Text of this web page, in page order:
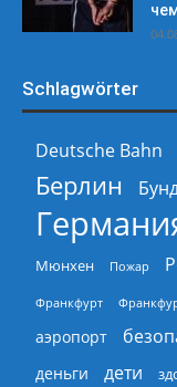
Schlagwörter
Deutsche Bahn
Берлин
Мюнхен Пожар
Франкфурт
аэропорт
деньги дети